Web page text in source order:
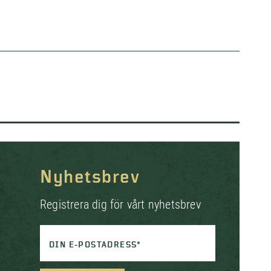
Nyhetsbrev
Registrera dig för vårt nyhetsbrev
DIN E-POSTADRESS*